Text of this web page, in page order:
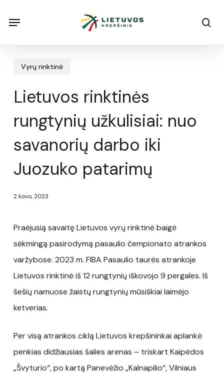
Menu
Vyrų rinktinė
Lietuvos rinktinės
rungtynių užkulisiai: nuo
savanorių darbo iki
Juozuko patarimų
2 kovo, 2023
Praėjusią savaitę Lietuvos vyrų rinktinė baigė
sėkmingą pasirodymą pasaulio čempionato atrankos
varžybose. 2023 m. FIBA Pasaulio taurės atrankoje
Lietuvos rinktinė iš 12 rungtynių iškovojo 9 pergales. Iš
šešių namuose žaistų rungtynių mūsiškiai laimėjo
ketverias.
Per visą atrankos ciklą Lietuvos krepšininkai aplankė
penkias didžiausias šalies arenas – triskart Kaipėdos
„Švyturio“, po kartą Panevėžio „Kalnapilio“, Vilniaus